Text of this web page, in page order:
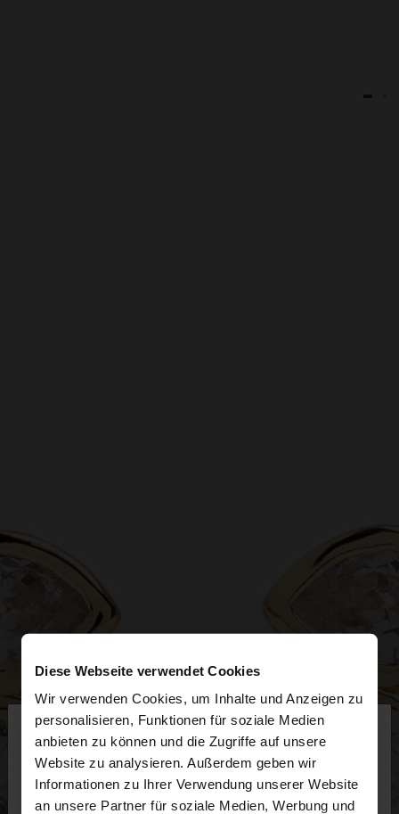
Diese Webseite verwendet Cookies
Wir verwenden Cookies, um Inhalte und Anzeigen zu
personalisieren, Funktionen für soziale Medien
anbieten zu können und die Zugriffe auf unsere
Website zu analysieren. Außerdem geben wir
Informationen zu Ihrer Verwendung unserer Website
an unsere Partner für soziale Medien, Werbung und
hallo
Sie greifen von Luxembourg auf die Website zu.
Möchten Sie unsere United States Website